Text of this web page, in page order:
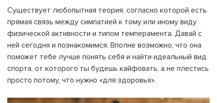
Существует любопытная теория, согласно которой есть
прямая связь между симпатией к тому или иному виду
физической активности и типом темперамента. Давай с
ней сегодня и познакомимся. Вполне возможно, что она
поможет тебе лучше понять себя и найти идеальный вид
спорта, от которого ты будешь кайфовать, а не плестись
просто потому, что нужно «для здоровья».